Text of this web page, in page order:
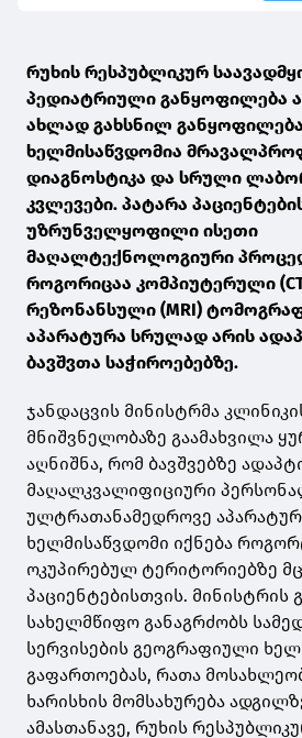
რუხის რესპუბლიკურ
პედიატრიული განყოფილება
ახლად გახსნილ
ხელმისაწვდომია
დიაგნოსტიკა და სრული
კვლევები. პატარა
უზრუნველყოფილი ისეთი
მაღალტექნოლოგიური
როგორიცაა კომპიუტერული
რეზონანსული (MRI)
აპარატურა სრულად არის
ბავშვთა საჭიროებებზე.
ჯანდაცვის მინისტრმა
მნიშვნელობაზე გაამახვილა
აღნიშნა, რომ ბავშვებზე
მაღალკვალიფიციური
ულტრათანამედროვე
ხელმისაწვდომი იქნება
ოკუპირებულ ტერიტორიებზე
პაციენტებისთვის. მინისტრის
სახელმწიფო განაგრძობს
სერვისების გეოგრაფიული
გაფართოებას, რათა
ხარისხის მომსახურება
ამასთანავე, რუხის